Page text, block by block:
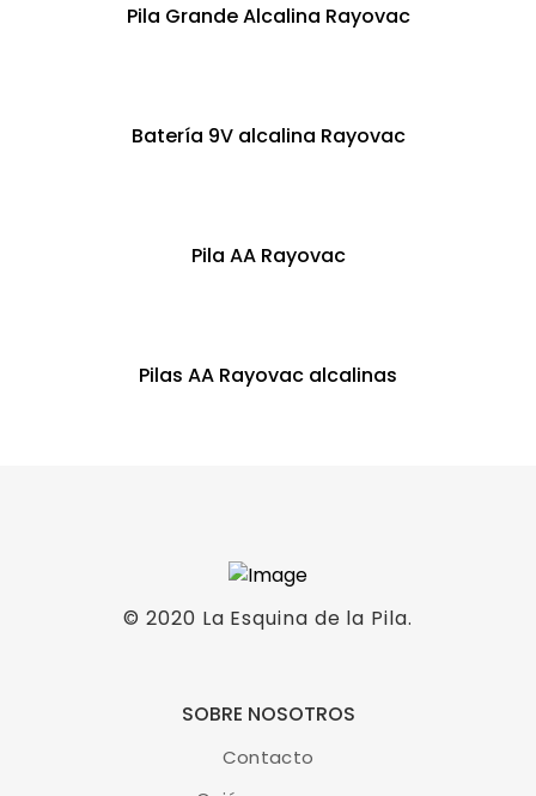
Pila Grande Alcalina Rayovac
Batería 9V alcalina Rayovac
Pila AA Rayovac
Pilas AA Rayovac alcalinas
© 2020 La Esquina de la Pila.
SOBRE NOSOTROS
Contacto